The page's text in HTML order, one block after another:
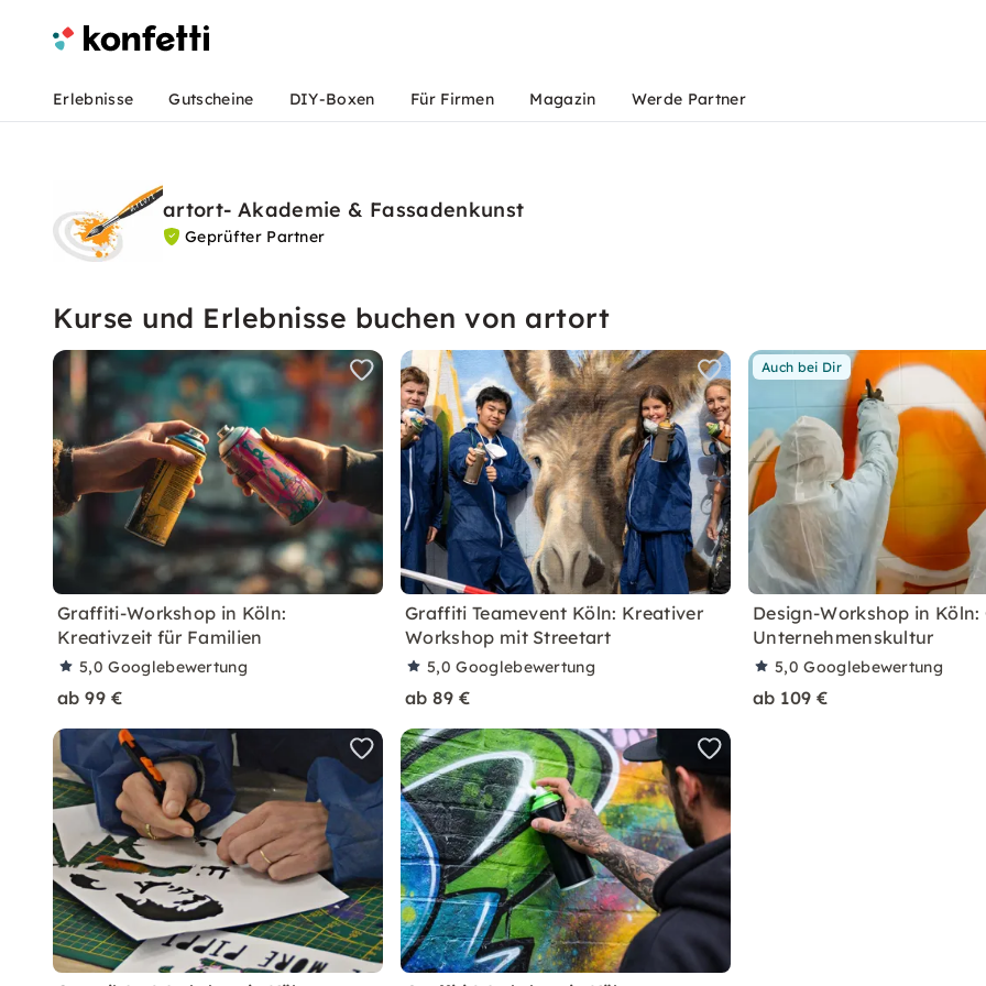
Erlebnisse Gutscheine DIY-Boxen Für Firmen Magazin Werde Partner
artort- Akademie & Fassadenkunst
Geprüfter Partner
Kurse und Erlebnisse buchen von artort
Graffiti-Workshop in Köln:
Kreativzeit für Familien
5,0Googlebewertung
ab 99 €
Graffiti Teamevent Köln: Kreativer
Workshop mit Streetart
5,0Googlebewertung
ab 89 €
Auch bei Dir
Design-Workshop in
Unternehmenskultur
5,0Googlebewertung
ab 109 €